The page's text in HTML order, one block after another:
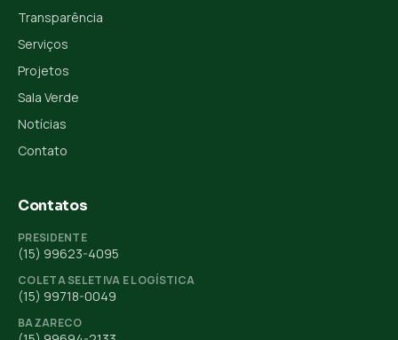
Transparência
Serviços
Projetos
Sala Verde
Notícias
Contato
Contatos
PRESIDENTE
(15) 99623-4095
COLETA SELETIVA E LOGÍSTICA
(15) 99718-0049
BAZARECO